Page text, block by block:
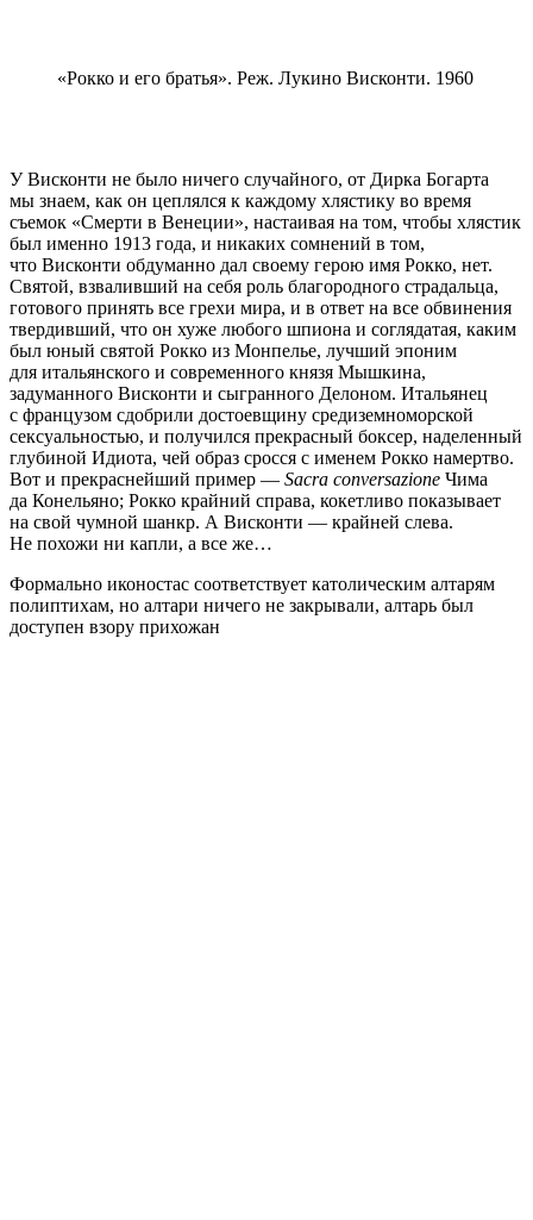
«Рокко и его братья». Реж. Лукино Висконти. 1960
У Висконти не было ничего случайного, от Дирка Богарта
мы знаем, как он цеплялся к каждому хлястику во время
съемок «Смерти в Венеции», настаивая на том, чтобы хлястик
был именно 1913 года, и никаких сомнений в том,
что Висконти обдуманно дал своему герою имя Рокко, нет.
Святой, взваливший на себя роль благородного страдальца,
готового принять все грехи мира, и в ответ на все обвинения
твердивший, что он хуже любого шпиона и соглядатая, каким
был юный святой Рокко из Монпелье, лучший эпоним
для итальянского и современного князя Мышкина,
задуманного Висконти и сыгранного Делоном. Итальянец
с французом сдобрили достоевщину средиземноморской
сексуальностью, и получился прекрасный боксер, наделенный
глубиной Идиота, чей образ сросся с именем Рокко намертво.
Вот и прекраснейший пример — Sacra conversazione Чима
да Конельяно; Рокко крайний справа, кокетливо показывает
на свой чумной шанкр. А Висконти — крайней слева.
Не похожи ни капли, а все же…
Формально иконостас соответствует католическим алтарям
полиптихам, но алтари ничего не закрывали, алтарь был
доступен взору прихожан